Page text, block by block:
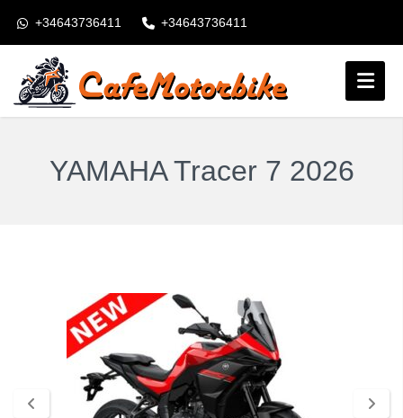
+34643736411 +34643736411
booking@cafemotorbike.com
YAMAHA Tracer 7 2026